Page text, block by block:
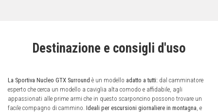
Destinazione e consigli d'uso
La Sportiva Nucleo GTX Surround è un modello adatto a tutti: dal camminatore
esperto che cerca un modello a caviglia alta comodo e affidabile, agli
appassionati alle prime armi che in questo scarponcino possono trovare un
facile compagno di cammino. Ideali per escursioni giornaliere in montagna , e